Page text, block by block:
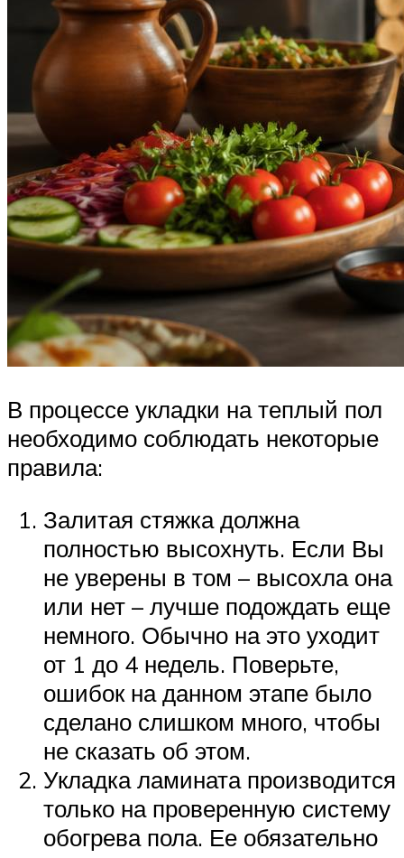
В процессе укладки на теплый пол
необходимо соблюдать некоторые
правила:
Залитая стяжка должна
полностью высохнуть. Если Вы
не уверены в том – высохла она
или нет – лучше подождать еще
немного. Обычно на это уходит
от 1 до 4 недель. Поверьте,
ошибок на данном этапе было
сделано слишком много, чтобы
не сказать об этом.
Укладка ламината производится
только на проверенную систему
обогрева пола. Ее обязательно